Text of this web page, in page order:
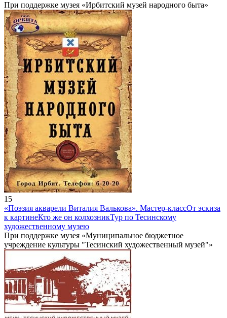
При поддержке музея «Ирбитский музей народного быта»
15
«Поэзия акварели Виталия Валькова». Мастер-классОт эскиза
к картинеКто же он колхозникТур по Тесинскому
художественному музею
При поддержке музея «Муниципальное бюджетное
учреждение культуры "Тесинский художественный музей"»